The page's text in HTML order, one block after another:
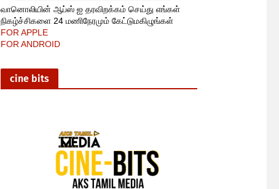
வானொலியின் ஆப்ஸ் ஐ தரவிறக்கம் செய்து எங்கள்
நிகழ்ச்சிகளை 24 மணிநேரமும் கேட்டுமகிழுங்கள்
FOR APPLE
FOR ANDROID
cine bits